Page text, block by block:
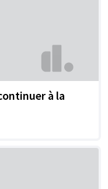
à la